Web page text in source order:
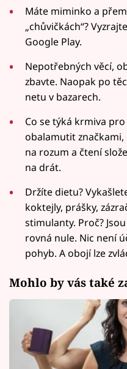
Máte miminko a
„chůvičkách“?
Google Play.
Nepotřebných věcí,
zbavte. Naopak po
netu v bazarech.
Co se týká krmiva
obalamutit značkami,
na rozum a čtení
na drát.
Držíte dietu?
koktejly, prášky,
stimulanty. Proč?
rovná nule. Nic není
pohyb. A obojí lze
Mohlo by vás také